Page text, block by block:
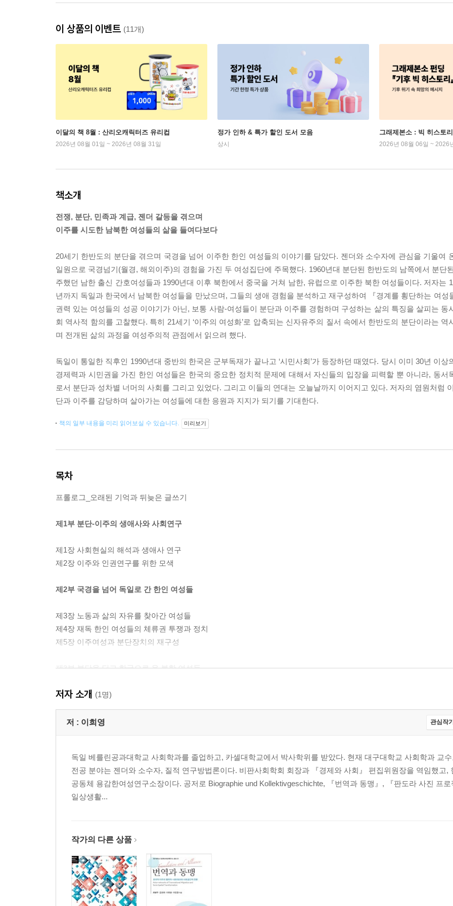
이 상품의 이벤트 (11개)
이달의 책 8월 : 산리오캐릭터즈 유리컵
2026년 08월 01일 ~ 2026년 08월 31일
정가 인하 & 특가 할인 도서 모음
상시
그래제본소 : 빅 히스토리
2026년 08월 06일 ~ 2026
책소개
전쟁, 분단, 민족과 계급, 젠더 갈등을 겪으며
이주를 시도한 남북한 여성들의 삶을 들여다보다
20세기 한반도의 분단을 겪으며 국경을 넘어 이주한 한인 여성들의 이야기를 담았다. 젠더와 소수자에 관심을 기울여
일원으로 국경넘기(월경, 해외이주)의 경험을 가진 두 여성집단에 주목했다. 1960년대 분단된 한반도의 남쪽에서 분단
주했던 남한 출신 간호여성들과 1990년대 이후 북한에서 중국을 거쳐 남한, 유럽으로 이주한 북한 여성들이다. 저자는
년까지 독일과 한국에서 남북한 여성들을 만났으며, 그들의 생애 경험을 분석하고 재구성하여 『경계를 횡단하는 여성
권력 있는 여성들의 성공 이야기가 아닌, 보통 사람-여성들이 분단과 이주를 경험하며 구성하는 삶의 특징을 살피는 동
회 역사적 함의를 고찰했다. 특히 21세기 ‘이주의 여성화’로 압축되는 신자유주의 질서 속에서 한반도의 분단이라는 역
며 전개된 삶의 과정을 여성주의적 관점에서 읽으려 했다.
독일이 통일한 직후인 1990년대 중반의 한국은 군부독재가 끝나고 ‘시민사회’가 등장하던 때였다. 당시 이미 30년 이
경제력과 시민권을 가진 한인 여성들은 한국의 중요한 정치적 문제에 대해서 자신들의 입장을 피력할 뿐 아니라, 동서
로서 분단과 성차별 너머의 사회를 그리고 있었다. 그리고 이들의 연대는 오늘날까지 이어지고 있다. 저자의 염원처럼
단과 이주를 감당하며 살아가는 여성들에 대한 응원과 지지가 되기를 기대한다.
책의 일부 내용을 미리 읽어보실 수 있습니다. 미리보기
목차
프롤로그_오래된 기억과 뒤늦은 글쓰기
제1부 분단-이주의 생애사와 사회연구
제1장 사회현실의 해석과 생애사 연구
제2장 이주와 인권연구를 위한 모색
제2부 국경을 넘어 독일로 간 한인 여성들
제3장 노동과 삶의 자유를 찾아간 여성들
제4장 재독 한인 여성들의 체류권 투쟁과 정치
제5장 이주여성과 분단장치의 재구성
제3부 분단을 딛고 한국으로 온 북한 여성들
제6장 새로운 시민의 참여와 인정투쟁
제7장 북한 여성의 섹슈얼리티와 공간 경험
제8장 북한 새세대 여성들의 이주와 시민사회
제9장 북한 여성과 초국적 이주의 행위자 네트워크
제10장 독일로 간 북한 난민과 ‘비극의 서사’
저자 소개 (1명)
저 : 이희영 관심작
독일 베를린공과대학교 사회학과를 졸업하고, 카셀대학교에서 박사학위를 받았다. 현재 대구대학교 사회학과 교
전공 분야는 젠더와 소수자, 질적 연구방법론이다. 비판사회학회 회장과 『경제와 사회』 편집위원장을 역임했고,
공동체 용감한여성연구소장이다. 공저로 Biographie und Kollektivgeschichte, 『번역과 동맹』, 『판도라 사진 프
일상생활...
작가의 다른 상품